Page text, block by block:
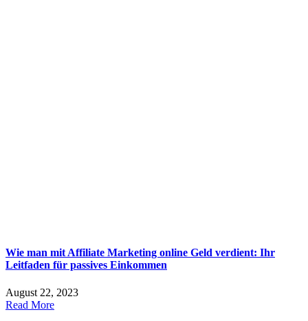
Wie man mit Affiliate Marketing online Geld verdient: Ihr
Leitfaden für passives Einkommen
August 22, 2023
Read More